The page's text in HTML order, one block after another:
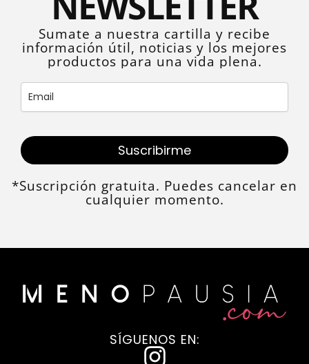
Sumate a nuestra cartilla y recibe
información útil, noticias y los mejores
productos para una vida plena.
Suscribirme
*Suscripción gratuita. Puedes cancelar en
cualquier momento.
SÍGUENOS EN: